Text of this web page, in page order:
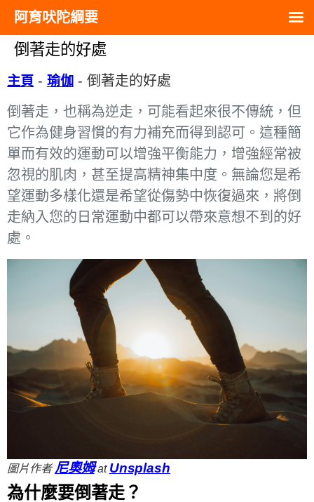
倒著走的好處
主頁- 瑜伽 - 倒著走的好處
倒著走，也稱為逆走，可能看起來很不傳統，但
它作為健身習慣的有力補充而得到認可。這種簡
單而有效的運動可以增強平衡能力，增強經常被
忽視的肌肉，甚至提高精神集中度。無論您是希
望運動多樣化還是希望從傷勢中恢復過來，將倒
走納入您的日常運動中都可以帶來意想不到的好
處。
圖片作者 尼奧姆at Unsplash
為什麼要倒著走？
阿育吠陀綱要